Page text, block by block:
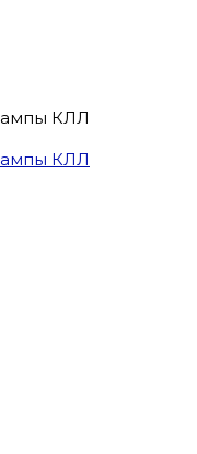
КЛЛ
КЛЛ